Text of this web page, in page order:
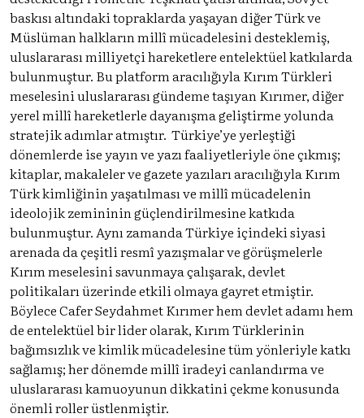
baskısı altındaki topraklarda yaşayan diğer Türk ve
Müslüman halkların millî mücadelesini desteklemiş,
uluslararası milliyetçi hareketlere entelektüel katkılarda
bulunmuştur. Bu platform aracılığıyla Kırım Türkleri
meselesini uluslararası gündeme taşıyan Kırımer, diğer
yerel millî hareketlerle dayanışma geliştirme yolunda
stratejik adımlar atmıştır. Türkiye’ye yerleştiği
dönemlerde ise yayın ve yazı faaliyetleriyle öne çıkmış;
kitaplar, makaleler ve gazete yazıları aracılığıyla Kırım
Türk kimliğinin yaşatılması ve millî mücadelenin
ideolojik zemininin güçlendirilmesine katkıda
bulunmuştur. Aynı zamanda Türkiye içindeki siyasi
arenada da çeşitli resmî yazışmalar ve görüşmelerle
Kırım meselesini savunmaya çalışarak, devlet
politikaları üzerinde etkili olmaya gayret etmiştir.
Böylece Cafer Seydahmet Kırımer hem devlet adamı hem
de entelektüel bir lider olarak, Kırım Türklerinin
bağımsızlık ve kimlik mücadelesine tüm yönleriyle katkı
sağlamış; her dönemde millî iradeyi canlandırma ve
uluslararası kamuoyunun dikkatini çekme konusunda
önemli roller üstlenmiştir.